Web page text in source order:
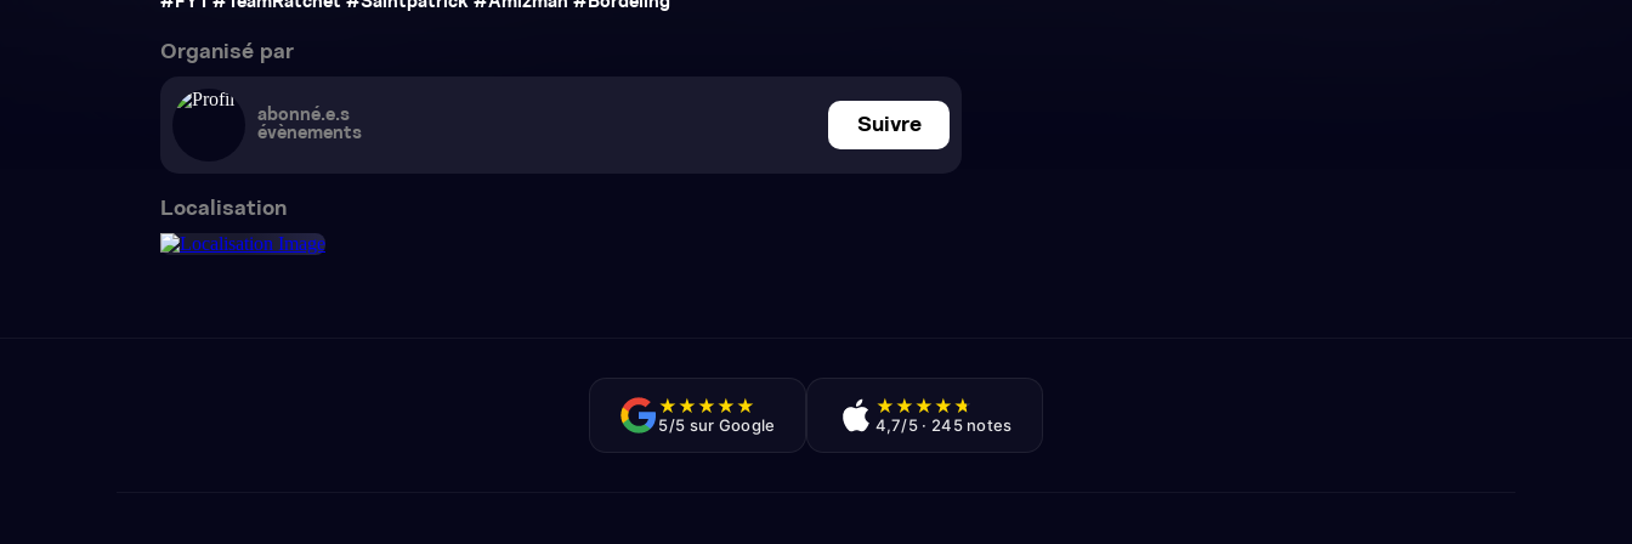
Organisé par
abonné.e.s
évènements
Suivre
Localisation
★★★★★
5/5 sur Google
★★★★★
4,7/5 · 245 notes